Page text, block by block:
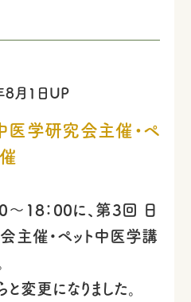
月1日UP
医学研究会主催・ペ
～18：00に、第3回 日
主催・ペット中医学講
変更になりました。